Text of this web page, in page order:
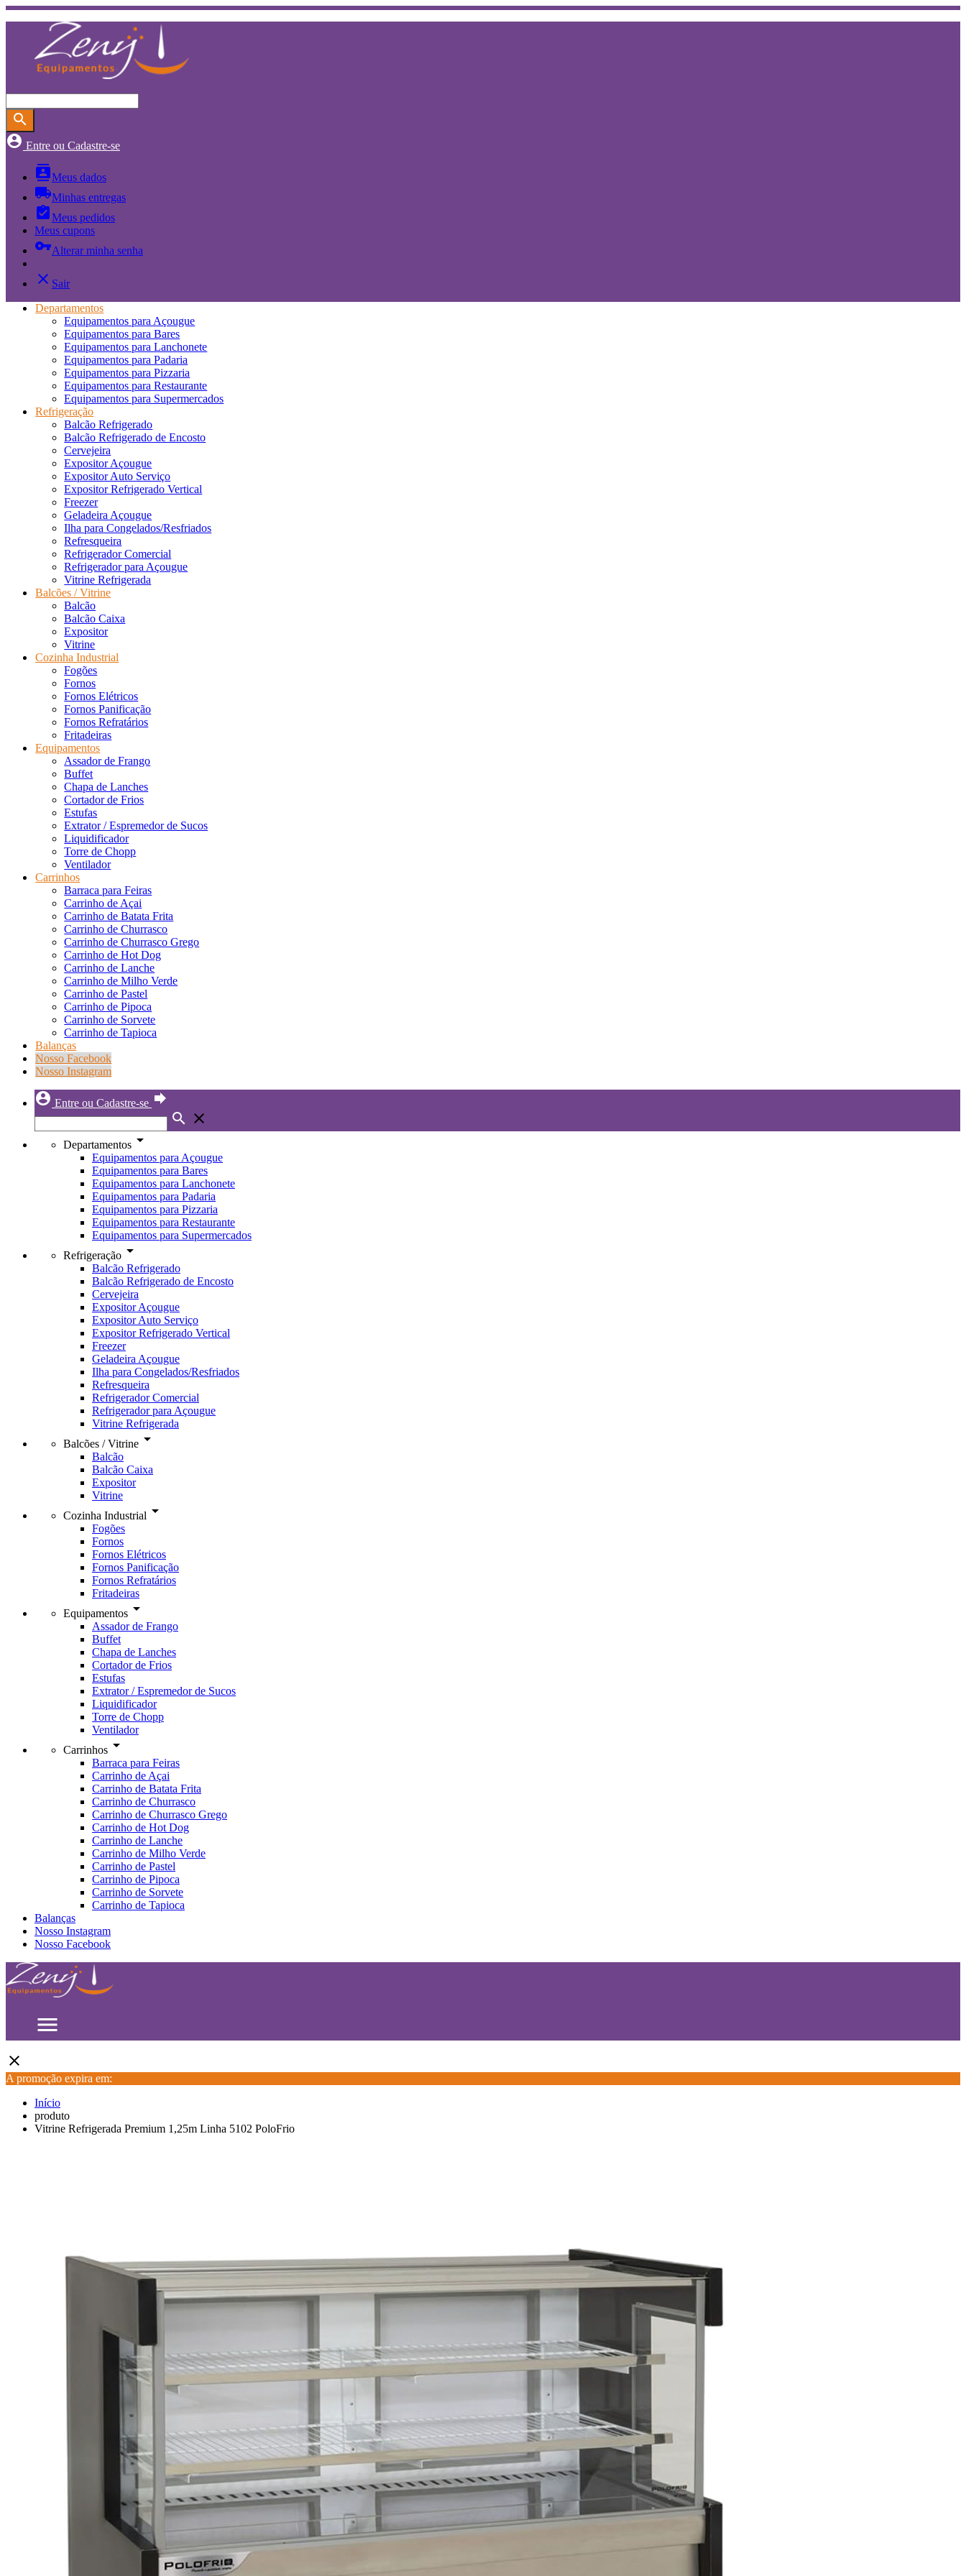
search
account_circle Entre ou Cadastre-se
contactsMeus dados
local_shippingMinhas entregas
assignment_turned_inMeus pedidos
Meus cupons
vpn_keyAlterar minha senha
close Sair
Departamentos
Equipamentos para Açougue
Equipamentos para Bares
Equipamentos para Lanchonete
Equipamentos para Padaria
Equipamentos para Pizzaria
Equipamentos para Restaurante
Equipamentos para Supermercados
Refrigeração
Balcão Refrigerado
Balcão Refrigerado de Encosto
Cervejeira
Expositor Açougue
Expositor Auto Serviço
Expositor Refrigerado Vertical
Freezer
Geladeira Açougue
Ilha para Congelados/Resfriados
Refresqueira
Refrigerador Comercial
Refrigerador para Açougue
Vitrine Refrigerada
Balcões / Vitrine
Balcão
Balcão Caixa
Expositor
Vitrine
Cozinha Industrial
Fogões
Fornos
Fornos Elétricos
Fornos Panificação
Fornos Refratários
Fritadeiras
Equipamentos
Assador de Frango
Buffet
Chapa de Lanches
Cortador de Frios
Estufas
Extrator / Espremedor de Sucos
Liquidificador
Torre de Chopp
Ventilador
Carrinhos
Barraca para Feiras
Carrinho de Açai
Carrinho de Batata Frita
Carrinho de Churrasco
Carrinho de Churrasco Grego
Carrinho de Hot Dog
Carrinho de Lanche
Carrinho de Milho Verde
Carrinho de Pastel
Carrinho de Pipoca
Carrinho de Sorvete
Carrinho de Tapioca
Balanças
Nosso Facebook
Nosso Instagram
account_circle Entre ou Cadastre-se forward
search close
Departamentos arrow_drop_down
Equipamentos para Açougue
Equipamentos para Bares
Equipamentos para Lanchonete
Equipamentos para Padaria
Equipamentos para Pizzaria
Equipamentos para Restaurante
Equipamentos para Supermercados
Refrigeração arrow_drop_down
Balcão Refrigerado
Balcão Refrigerado de Encosto
Cervejeira
Expositor Açougue
Expositor Auto Serviço
Expositor Refrigerado Vertical
Freezer
Geladeira Açougue
Ilha para Congelados/Resfriados
Refresqueira
Refrigerador Comercial
Refrigerador para Açougue
Vitrine Refrigerada
Balcões / Vitrine arrow_drop_down
Balcão
Balcão Caixa
Expositor
Vitrine
Cozinha Industrial arrow_drop_down
Fogões
Fornos
Fornos Elétricos
Fornos Panificação
Fornos Refratários
Fritadeiras
Equipamentos arrow_drop_down
Assador de Frango
Buffet
Chapa de Lanches
Cortador de Frios
Estufas
Extrator / Espremedor de Sucos
Liquidificador
Torre de Chopp
Ventilador
Carrinhos arrow_drop_down
Barraca para Feiras
Carrinho de Açai
Carrinho de Batata Frita
Carrinho de Churrasco
Carrinho de Churrasco Grego
Carrinho de Hot Dog
Carrinho de Lanche
Carrinho de Milho Verde
Carrinho de Pastel
Carrinho de Pipoca
Carrinho de Sorvete
Carrinho de Tapioca
Balanças
Nosso Instagram
Nosso Facebook
menu
close
A promoção expira em:
Início
produto
Vitrine Refrigerada Premium 1,25m Linha 5102 PoloFrio